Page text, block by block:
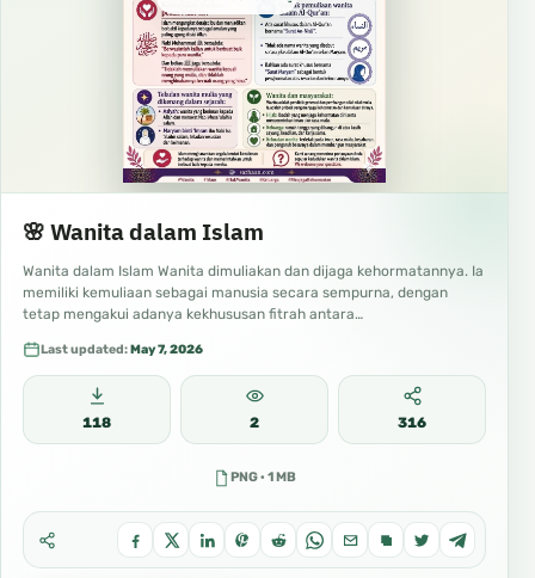
🌸 Wanita dalam Islam
Wanita dalam Islam Wanita dimuliakan dan dijaga kehormatannya. Ia
memiliki kemuliaan sebagai manusia secara sempurna, dengan
tetap mengakui adanya kekhususan fitrah antara…
Last updated:May 7, 2026
118 2 316
PNG · 1 MB